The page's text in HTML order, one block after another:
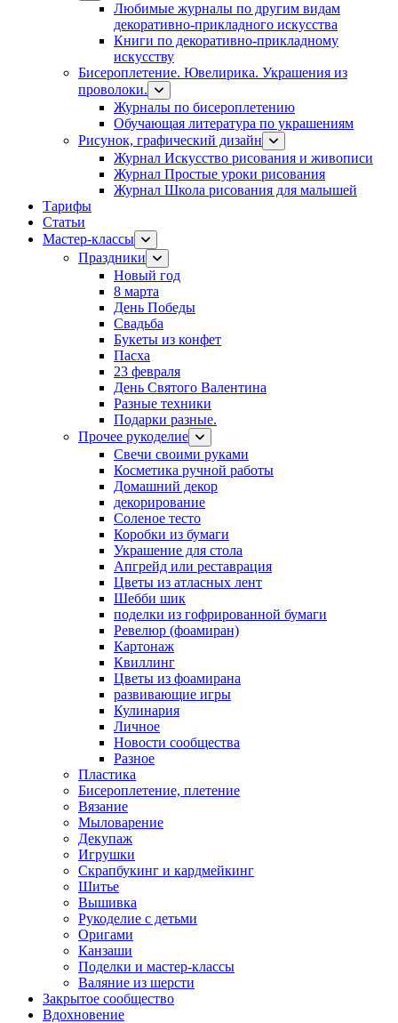
Любимые журналы по другим видам
декоративно-прикладного искусства
Книги по декоративно-прикладному
искусству
Бисероплетение. Ювелирика. Украшения из
проволоки.
Журналы по бисероплетению
Обучающая литература по украшениям
Рисунок, графический дизайн
Журнал Искусство рисования и живописи
Журнал Простые уроки рисования
Журнал Школа рисования для малышей
Тарифы
Статьи
Мастер-классы
Праздники
Новый год
8 марта
День Победы
Свадьба
Букеты из конфет
Пасха
23 февраля
День Святого Валентина
Разные техники
Подарки разные.
Прочее рукоделие
Свечи своими руками
Косметика ручной работы
Домашний декор
декорирование
Соленое тесто
Коробки из бумаги
Украшение для стола
Апгрейд или реставрация
Цветы из атласных лент
Шебби шик
поделки из гофрированной бумаги
Ревелюр (фоамиран)
Картонаж
Квиллинг
Цветы из фоамирана
развивающие игры
Кулинария
Личное
Новости сообщества
Разное
Пластика
Бисероплетение, плетение
Вязание
Мыловарение
Декупаж
Игрушки
Скрапбукинг и кардмейкинг
Шитье
Вышивка
Рукоделие с детьми
Оригами
Канзаши
Поделки и мастер-классы
Валяние из шерсти
Закрытое сообщество
Вдохновение